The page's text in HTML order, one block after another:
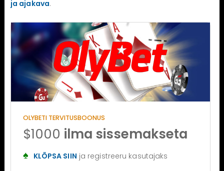
ja ajakava.
OLYBETI TERVITUSBOONUS
$1000 ilma sissemakseta
KLÕPSA SIIN ja registreeru kasutajaks